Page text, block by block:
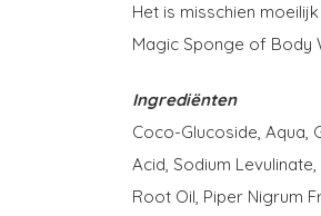
Het is misschien
Magic Sponge of Body
Ingrediënten
Coco-Glucoside, Aqua,
Acid, Sodium
Root Oil, Piper Nigrum